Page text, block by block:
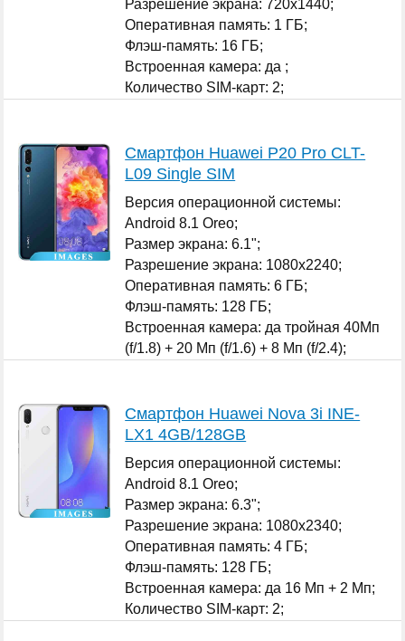
Разрешение экрана: 720x1440;
Оперативная память: 1 ГБ;
Флэш-память: 16 ГБ;
Встроенная камера: да ;
Количество SIM-карт: 2;
Смартфон Huawei P20 Pro CLT-
L09 Single SIM
Версия операционной системы:
Android 8.1 Oreo;
Размер экрана: 6.1";
Разрешение экрана: 1080x2240;
Оперативная память: 6 ГБ;
Флэш-память: 128 ГБ;
Встроенная камера: да тройная 40Мп
(f/1.8) + 20 Мп (f/1.6) + 8 Мп (f/2.4);
Смартфон Huawei Nova 3i INE-
LX1 4GB/128GB
Версия операционной системы:
Android 8.1 Oreo;
Размер экрана: 6.3";
Разрешение экрана: 1080x2340;
Оперативная память: 4 ГБ;
Флэш-память: 128 ГБ;
Встроенная камера: да 16 Мп + 2 Мп;
Количество SIM-карт: 2;